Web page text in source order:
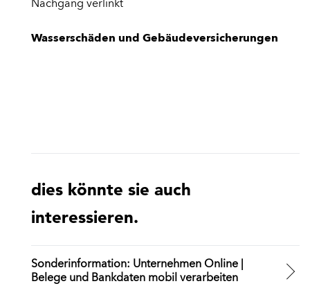
Nachgang verlinkt
Wasserschäden und Gebäudeversicherungen
dies könnte sie auch
interessieren.
Sonderinformation: Unternehmen Online |
Belege und Bankdaten mobil verarbeiten